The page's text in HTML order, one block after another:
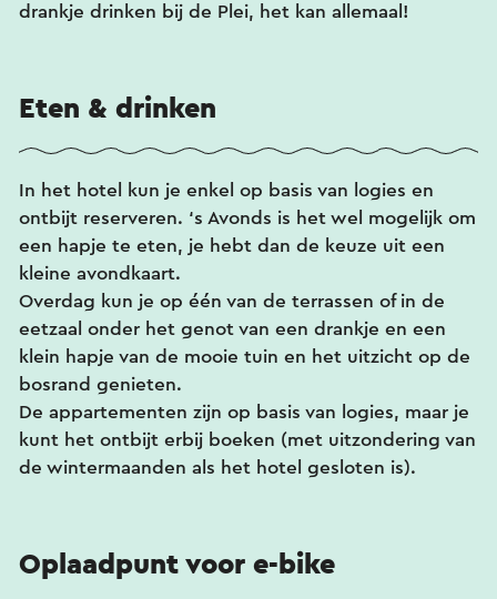
drankje drinken bij de Plei, het kan allemaal!
Eten & drinken
In het hotel kun je enkel op basis van logies en
ontbijt reserveren. ‘s Avonds is het wel mogelijk om
een hapje te eten, je hebt dan de keuze uit een
kleine avondkaart.
Overdag kun je op één van de terrassen of in de
eetzaal onder het genot van een drankje en een
klein hapje van de mooie tuin en het uitzicht op de
bosrand genieten.
De appartementen zijn op basis van logies, maar je
kunt het ontbijt erbij boeken (met uitzondering van
de wintermaanden als het hotel gesloten is).
Oplaadpunt voor e-bike